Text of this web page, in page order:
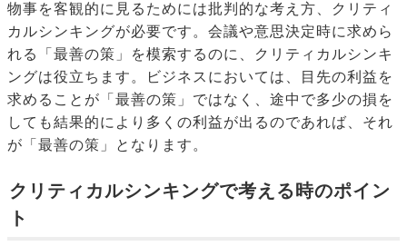
物事を客観的に見るためには批判的な考え方、クリティ
カルシンキングが必要です。会議や意思決定時に求めら
れる「最善の策」を模索するのに、クリティカルシンキ
ングは役立ちます。ビジネスにおいては、目先の利益を
求めることが「最善の策」ではなく、途中で多少の損を
しても結果的により多くの利益が出るのであれば、それ
が「最善の策」となります。
クリティカルシンキングで考える時のポイン
ト